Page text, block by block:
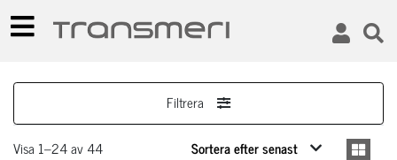
Filtrera
Visa 1–24 av 44